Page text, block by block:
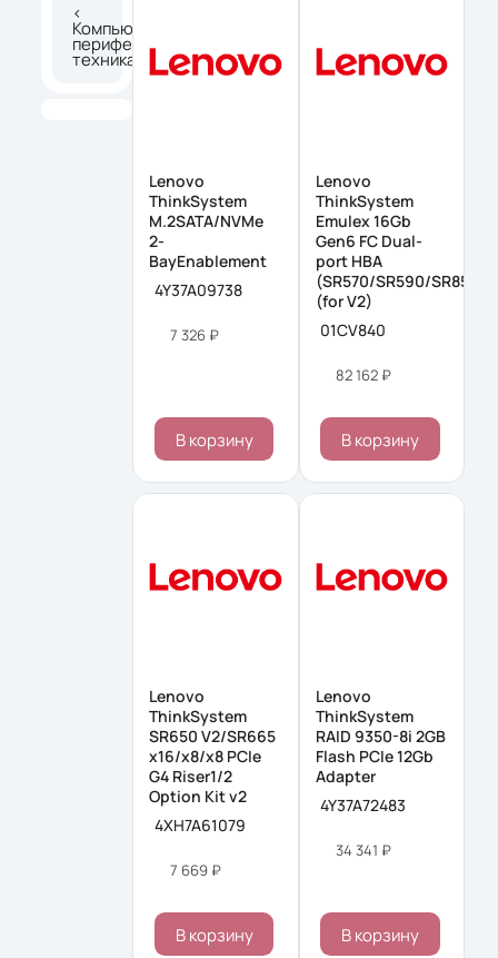
<
Компьютерная
периферия и
техника
Lenovo
ThinkSystem
M.2SATA/NVMe
2-
BayEnablement
4Y37A09738
7 326 ₽
В корзину
Lenovo
ThinkSystem
Emulex 16Gb
Gen6 FC Dual-
port HBA
(SR570/SR590/SR850/
(for V2)
01CV840
82 162 ₽
В корзину
Lenovo
ThinkSystem
SR650 V2/SR665
x16/x8/x8 PCIe
G4 Riser1/2
Option Kit v2
4XH7A61079
7 669 ₽
В корзину
Lenovo
ThinkSystem
RAID 9350-8i 2GB
Flash PCIe 12Gb
Adapter
4Y37A72483
34 341 ₽
В корзину